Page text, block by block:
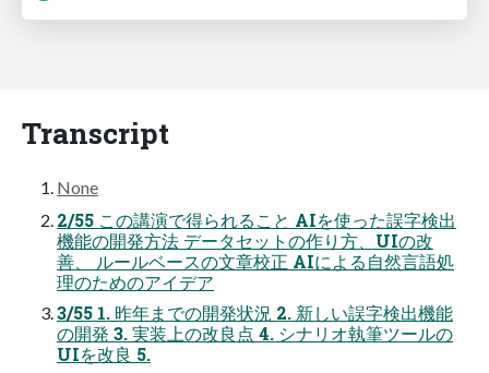
Transcript
None
2/55 この講演で得られること AIを使った誤字検出
機能の開発⽅法 データセットの作り⽅、UIの改
善、 ルールベースの⽂章校正 AIによる⾃然⾔語処
理のためのアイデア
3/55 1. 昨年までの開発状況 2. 新しい誤字検出機能
の開発 3. 実装上の改良点 4. シナリオ執筆ツールの
UIを改良 5.